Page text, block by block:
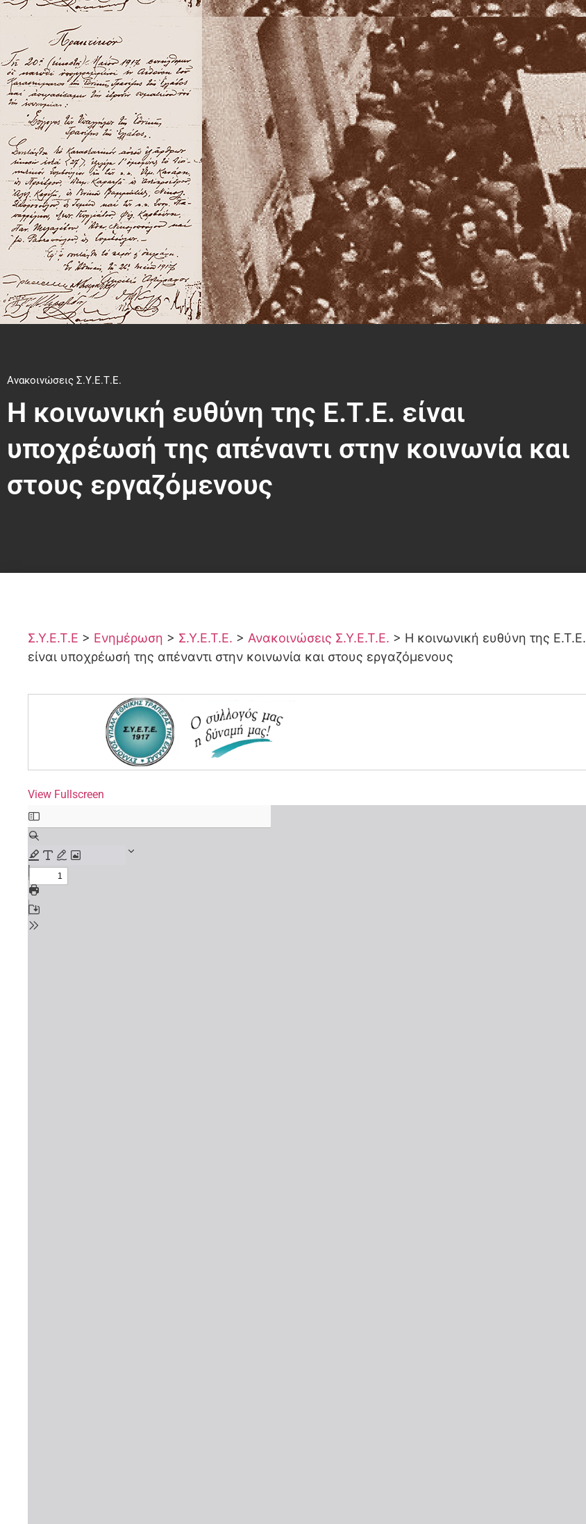
Ανακοινώσεις Σ.Υ.Ε.Τ.Ε.
Η κοινωνική ευθύνη της Ε.Τ.Ε. είναι
υποχρέωσή της απέναντι στην κοινωνία και
στους εργαζόμενους
Σ.Υ.Ε.Τ.Ε > Ενημέρωση > Σ.Υ.Ε.Τ.Ε. > Ανακοινώσεις Σ.Υ.Ε.Τ.Ε. > Η κοινωνική ευθύνη της Ε.Τ.Ε.
είναι υποχρέωσή της απέναντι στην κοινωνία και στους εργαζόμενους
View Fullscreen